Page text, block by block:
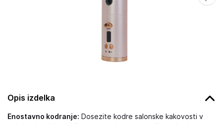
Opis izdelka
Enostavno kodranje: Dosezite kodre salonske kakovosti v